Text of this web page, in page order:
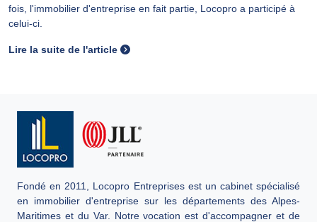
fois, l'immobilier d'entreprise en fait partie, Locopro a participé à
celui-ci.
Lire la suite de l'article
Fondé en 2011, Locopro Entreprises est un cabinet spécialisé
en immobilier d'entreprise sur les départements des Alpes-
Maritimes et du Var. Notre vocation est d'accompagner et de